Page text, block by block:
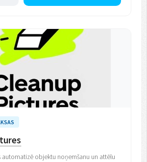
automatizē objektu noņemšanu un attēlu